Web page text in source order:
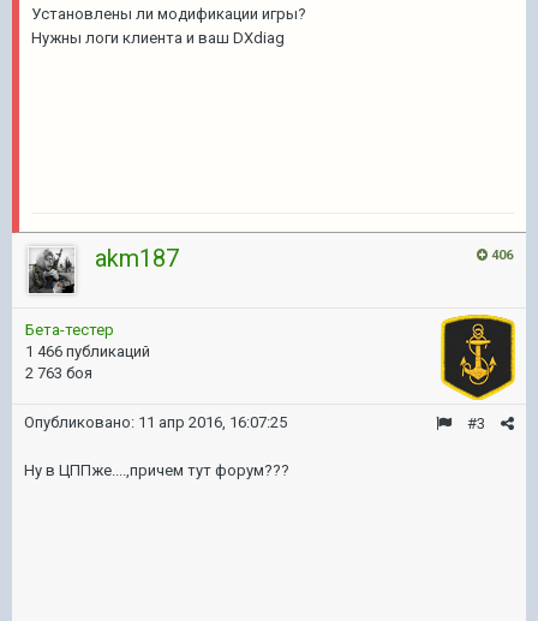
Установлены ли модификации игры?
Нужны логи клиента и ваш DXdiag
406
akm187
Бета-тестер
1 466 публикаций
2 763 боя
#3
Опубликовано: 11 апр 2016, 16:07:25
Ну в ЦППже....,причем тут форум???